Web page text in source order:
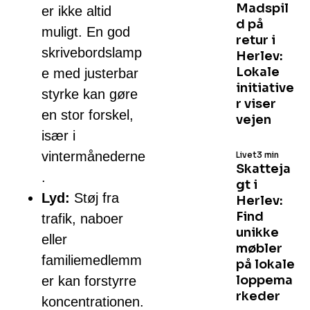
er ikke altid
muligt. En god
skrivebordslamp
e med justerbar
styrke kan gøre
en stor forskel,
især i
vintermånederne
.
Lyd: Støj fra
trafik, naboer
eller
familiemedlemm
er kan forstyrre
koncentrationen.
Madspil
d på
retur i
Herlev:
Lokale
initiative
r viser
vejen
Skatteja
gt i
Herlev:
Find
unikke
møbler
på lokale
loppema
rkeder
Livet3 min